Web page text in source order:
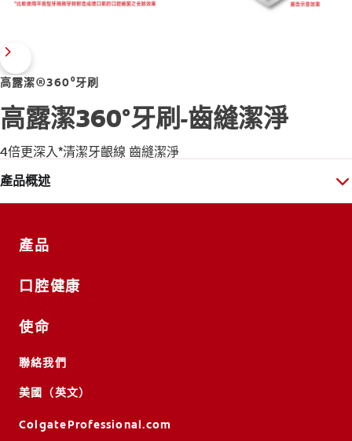
高露潔®360⁰牙刷
高露潔360°牙刷-齒縫潔淨
4倍更深入*清潔牙齦線 齒縫潔淨
產品概述
產品
口腔健康
使命
聯絡我們
美國（英文）
ColgateProfessional.com